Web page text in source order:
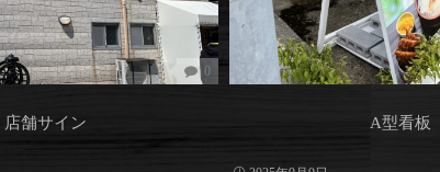
0
店舗サイン A型看板